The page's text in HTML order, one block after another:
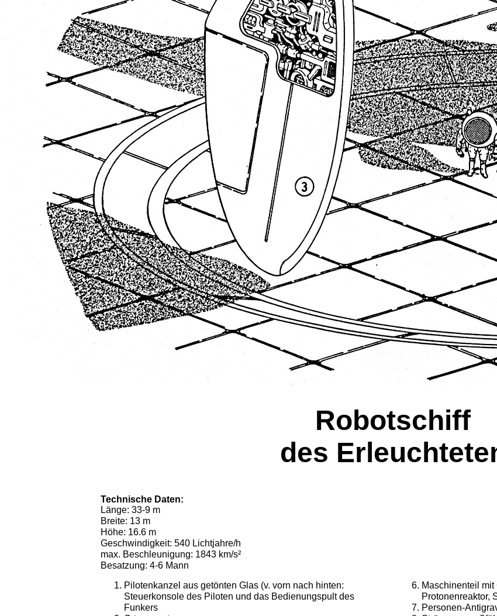
Robotschiff
des
Technische Daten:
Länge: 33-9 m
Breite: 13 m
Höhe: 16.6 m
Geschwindigkeit: 540 Lichtjahre/h
max. Beschleunigung: 1843 km/s²
Besatzung: 4-6 Mann
Pilotenkanzel aus getönten Glas (v. vorn nach hinten:
Steuerkonsole des Piloten und das Bedienungspult des
Funkers
Maschinenteil
Protonenreaktor,
Personen-